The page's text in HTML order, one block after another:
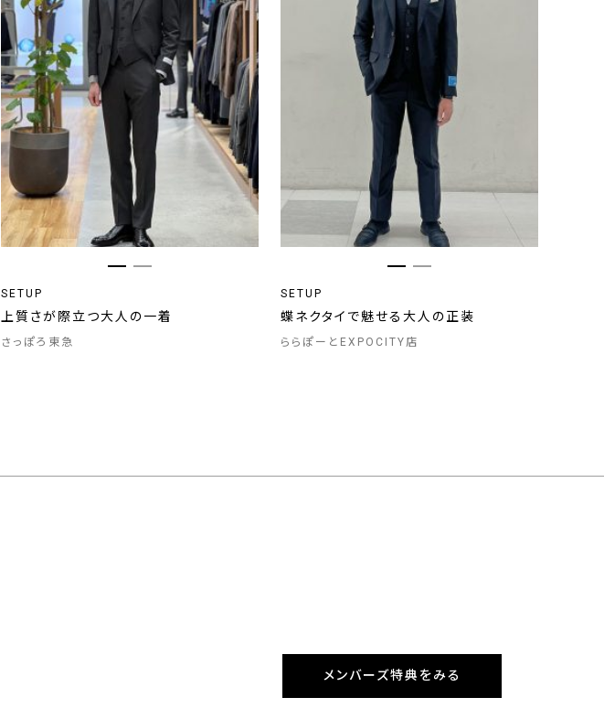
SETUP
上質さが際立つ大人の一着
さっぽろ東急
SETUP
蝶ネクタイで魅せる大人の正装
ららぽーとEXPOCITY店
メンバーズ特典をみる